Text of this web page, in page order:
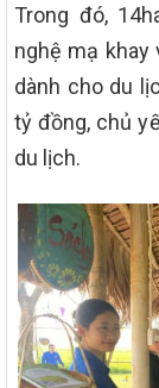
Trong đó,
nghệ mạ khay
dành cho du
tỷ đồng, chủ
du lịch.